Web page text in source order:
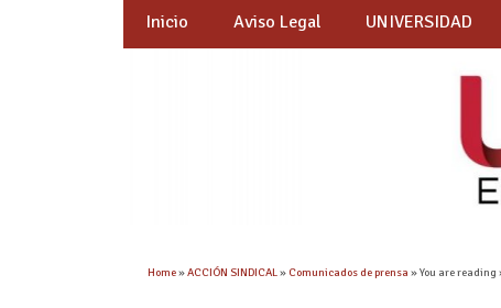
Inicio Aviso Legal UNIVERSIDAD
Home»ACCIÓN SINDICAL» Comunicados de prensa » You are reading